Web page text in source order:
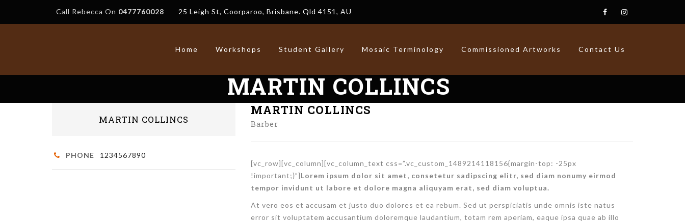
Call Rebecca On 0477760028 25 Leigh St, Coorparoo, Brisbane. Qld 4151, AU
Home Workshops Student Gallery Mosaic Terminology Commissioned Artworks Contact Us
MARTIN COLLINCS
MARTIN COLLINCS
PHONE 1234567890
MARTIN COLLINCS
Barber
[vc_row][vc_column][vc_column_text css=”.vc_custom_1489214118156{margin-top: -25px
!important;}”]Lorem ipsum dolor sit amet, consetetur sadipscing elitr, sed diam nonumy eirmod
tempor invidunt ut labore et dolore magna aliquyam erat, sed diam voluptua.
At vero eos et accusam et justo duo dolores et ea rebum. Sed ut perspiciatis unde omnis iste natus
error sit voluptatem accusantium doloremque laudantium, totam rem aperiam, eaque ipsa quae ab illo